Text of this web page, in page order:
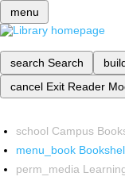
menu
search Search
cancel Exit Reader
school Campus
menu_book
perm_media